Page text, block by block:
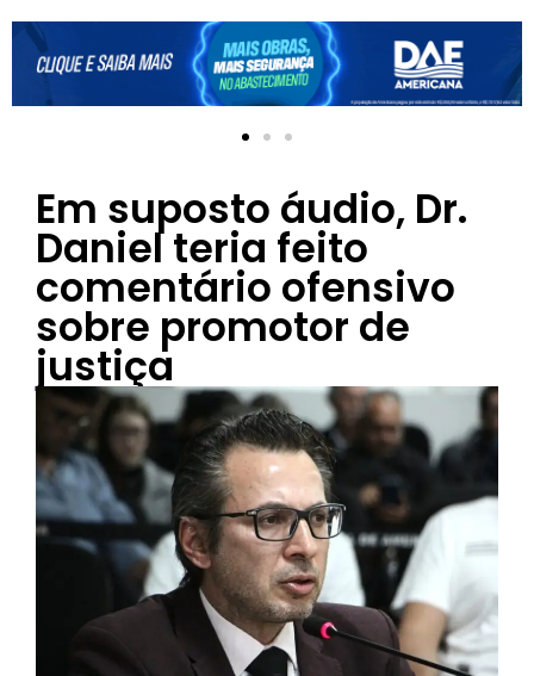
Em suposto áudio, Dr.
Daniel teria feito
comentário ofensivo
sobre promotor de
justiça